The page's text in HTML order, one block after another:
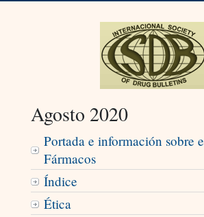
Agosto 2020
Portada e información sobre
Fármacos
Índice
Ética